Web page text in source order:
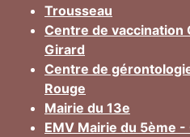
Trousseau
Centre de vaccination
Girard
Centre de
Rouge
Mairie du 13e
EMV Mairie du 5ème -